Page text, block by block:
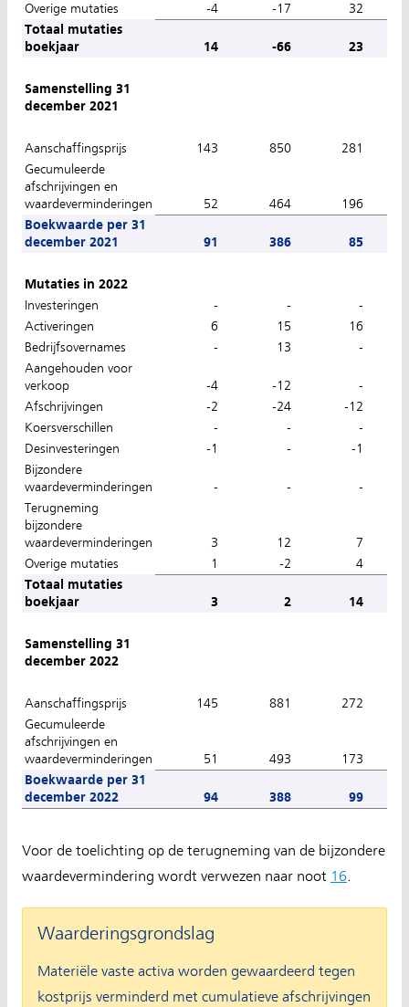
Overige mutaties
-4 -17
32
Totaal mutaties
boekjaar
14 -66 23
Samenstelling 31
december 2021
Aanschaffingsprijs 143 850 281
Gecumuleerde
afschrijvingen en
waardeverminderingen
52 464 196
Boekwaarde per 31
december 2021
91 386 85
Mutaties in 2022
Investeringen
- -
-
Activeringen
6 15 16
Bedrijfsovernames
- 13
-
Aangehouden voor
verkoop
-4 -12
-
Afschrijvingen
-2 -24 -12
Koersverschillen
- -
-
Desinvesteringen
-1 -
-1
Bijzondere
waardeverminderingen
- -
-
Terugneming
bijzondere
waardeverminderingen
3 12 7
Overige mutaties
1 -2
4
Totaal mutaties
boekjaar
3 2 14
Samenstelling 31
december 2022
Aanschaffingsprijs 145 881 272
Gecumuleerde
afschrijvingen en
waardeverminderingen
51 493 173
Boekwaarde per 31
december 2022
94 388 99
Voor de toelichting op de terugneming van de bijzondere
waardevermindering wordt verwezen naar noot 16.
Waarderingsgrondslag
Materiële vaste activa worden gewaardeerd tegen
kostprijs verminderd met cumulatieve afschrijvingen